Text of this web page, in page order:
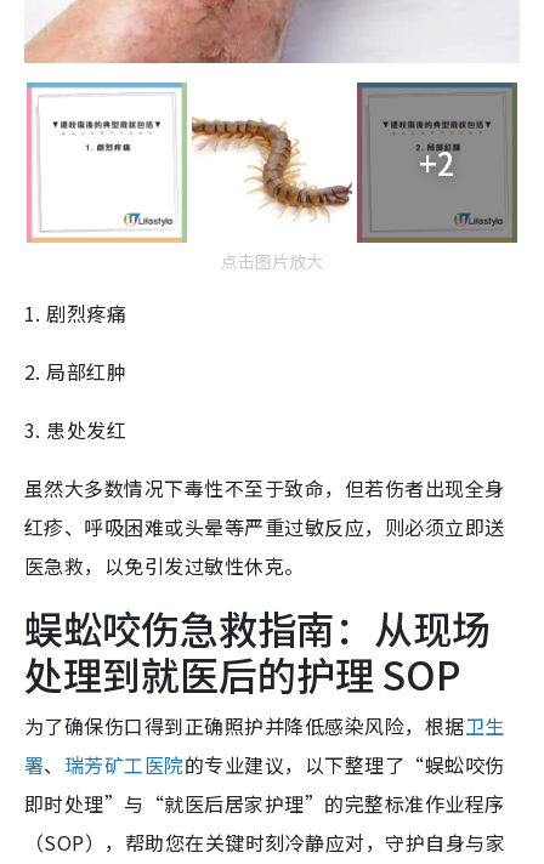
+2
点击图片放大
1. 剧烈疼痛
2. 局部红肿
3. 患处发红
虽然大多数情况下毒性不至于致命，但若伤者出现全身
红疹、呼吸困难或头晕等严重过敏反应，则必须立即送
医急救，以免引发过敏性休克。
蜈蚣咬伤急救指南：从现场
处理到就医后的护理 SOP
为了确保伤口得到正确照护并降低感染风险，根据卫生
署、 瑞芳矿工医院的专业建议，以下整理了“蜈蚣咬伤
即时处理”与“就医后居家护理”的完整标准作业程序
（SOP），帮助您在关键时刻冷静应对，守护自身与家